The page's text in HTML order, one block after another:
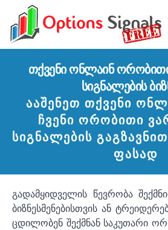
ᲗᲥᲕᲔᲜᲘ ᲝᲜᲚᲐᲘᲜ
ᲡᲘᲒᲜᲐᲚᲔᲑᲘᲡ
Ააშენეთ Თქვენი
Ჩვენი Ორობითი
Სიგნალების
Ფასად
გადამყიდველის წევრობა
ბიზნესმენებისთვის ან
ცდილობენ შექმნან საკუთარი